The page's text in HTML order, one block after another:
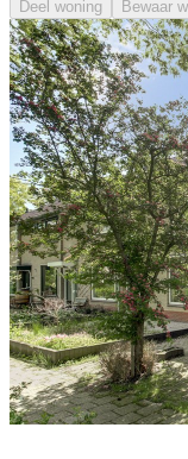
Deel woning Bewaar